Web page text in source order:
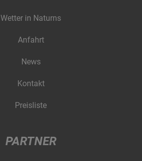
Wetter in Naturns
Anfahrt
News
Kontakt
Preisliste
PARTNER